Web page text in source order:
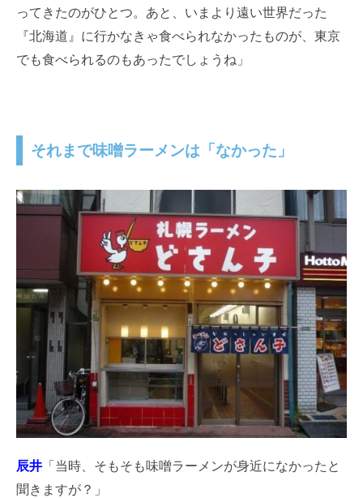
ってきたのがひとつ。あと、いまより遠い世界だった
『北海道』に行かなきゃ食べられなかったものが、東京
でも食べられるのもあったでしょうね」
それまで味噌ラーメンは「なかった」
辰井 「当時、そもそも味噌ラーメンが身近になかったと
聞きますが？」